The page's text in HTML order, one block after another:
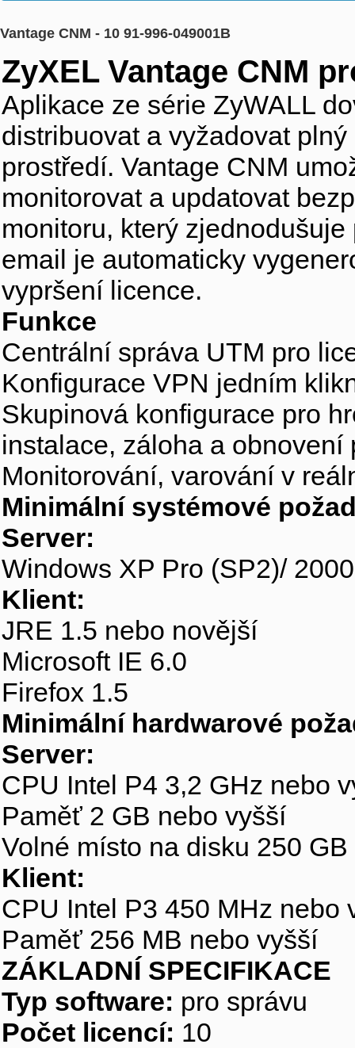
Vantage CNM - 10 91-996-049001B
ZyXEL Vantage CNM
Aplikace ze série ZyWALL
distribuovat a vyžadovat
prostředí. Vantage CNM
monitorovat a updatovat
monitoru, který
email je automaticky
vypršení licence.
Funkce
Centrální správa UTM pro
Konfigurace VPN jedním
Skupinová konfigurace pro
instalace, záloha a obnovení
Monitorování, varování v
Minimální systémové
Server:
Windows XP Pro (SP2)/
Klient:
JRE 1.5 nebo novější
Microsoft IE 6.0
Firefox 1.5
Minimální hardwarové
Server:
CPU Intel P4 3,2 GHz nebo
Paměť 2 GB nebo vyšší
Volné místo na disku 250
Klient:
CPU Intel P3 450 MHz nebo
Paměť 256 MB nebo vyšší
ZÁKLADNÍ SPECIFIKACE
Typ software: pro správu
Počet licencí: 10